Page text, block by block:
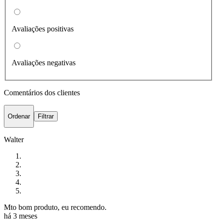
Avaliações positivas
Avaliações negativas
Comentários dos clientes
Ordenar Filtrar
Walter
Mto bom produto, eu recomendo.
há 3 meses